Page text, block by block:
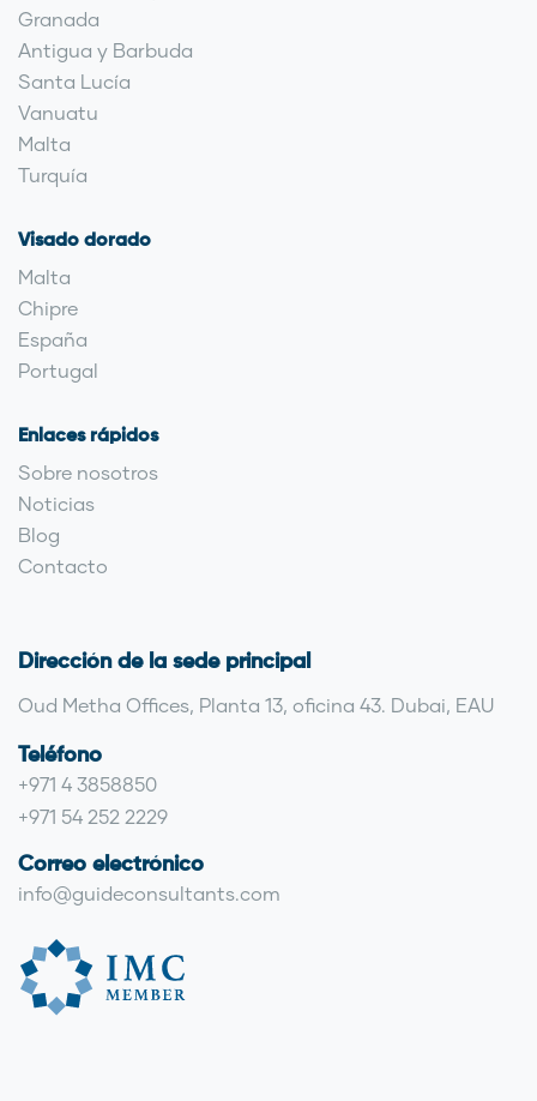
Granada
Antigua y Barbuda
Santa Lucía
Vanuatu
Malta
Turquía
Visado dorado
Malta
Chipre
España
Portugal
Enlaces rápidos
Sobre nosotros
Noticias
Blog
Contacto
Dirección de la sede principal
Oud Metha Offices, Planta 13, oficina 43. Dubai, EAU
Teléfono
+971 4 3858850
+971 54 252 2229
Correo electrónico
info@guideconsultants.com